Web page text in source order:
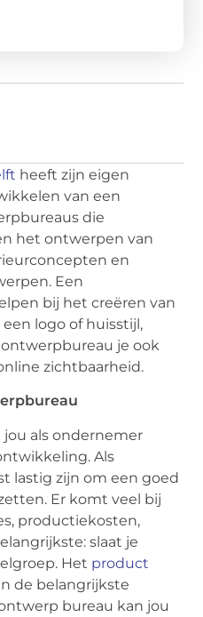
heeft zijn eigen
van een
die
het ontwerpen van
en
Een
bij het creëren van
logo of huisstijl,
je ook
zichtbaarheid.
als ondernemer
Als
lastig zijn om een goed
Er komt veel bij
productiekosten,
slaat je
Het product
de belangrijkste
bureau kan jou